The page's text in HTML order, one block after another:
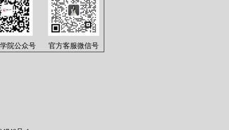
院公众号 官方客服微信号